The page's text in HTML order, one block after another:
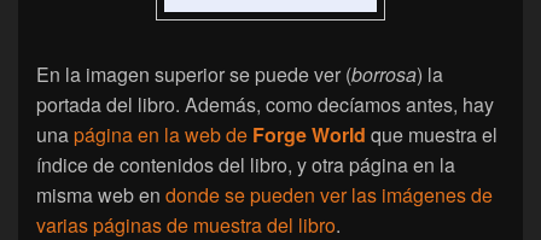
En la imagen superior se puede ver (borrosa) la
portada del libro. Además, como decíamos antes, hay
unapágina en la web de Forge World que muestra el
índice de contenidos del libro, y otra página en la
misma web en donde se pueden ver las imágenes de
varias páginas de muestra del libro.